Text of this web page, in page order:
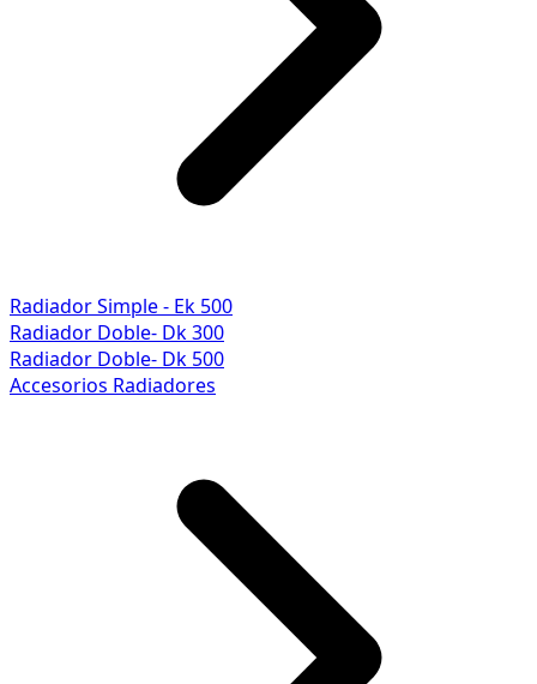
Radiador Simple - Ek 500
Radiador Doble- Dk 300
Radiador Doble- Dk 500
Accesorios Radiadores